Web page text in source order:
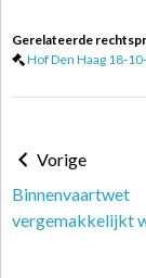
Gerelateerde
Hof Den Haag 18-
Vorige
Binnenvaartwet
vergemakkelijkt